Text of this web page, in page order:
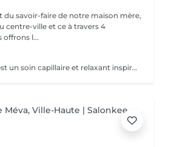
du savoir-faire de notre maison mère,
centre-ville et ce à travers 4
offrons l...
Le Head Spa japonais est un soin capillaire et relaxant inspiré des rituels de bien-être japonais. Alliant techniques de massage du cuir chevelu, soins purifiants et hydratants, il cible à la fois la santé des cheveux et l'apaisement de l'esprit. Grâce à des mouvements précis et à des produits naturels, ce rituel libère les tensions, améliore la circulation sanguine et stimule la croissance capillaire. Idéal pour ceux qui recherchent un moment de détente profonde et des cheveux revitalisés, le Head Spa japonais apporte fraîcheur, équilibre et éclat des racines aux pointes.